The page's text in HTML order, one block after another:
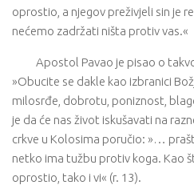
oprostio, a njegov preživjeli sin je
nećemo zadržati ništa protiv vas.«
Apostol Pavao je pisao o
»Obucite se dakle kao izbranici
milosrđe, dobrotu, poniznost,
je da će nas život iskušavati na
crkve u Kolosima poručio: »…
netko ima tužbu protiv koga. Kao
oprostio, tako i vi« (r. 13).